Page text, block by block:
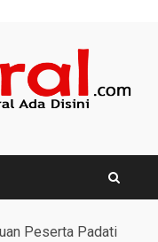
Peserta Padati